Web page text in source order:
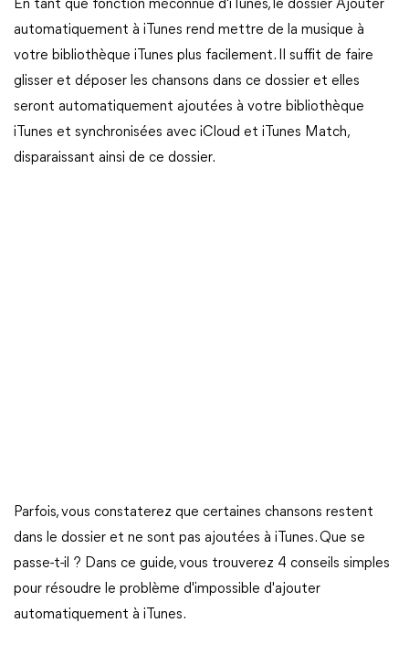
En tant que fonction méconnue d'iTunes, le dossier Ajouter
automatiquement à iTunes rend mettre de la musique à
votre bibliothèque iTunes plus facilement. Il suffit de faire
glisser et déposer les chansons dans ce dossier et elles
seront automatiquement ajoutées à votre bibliothèque
iTunes et synchronisées avec iCloud et iTunes Match,
disparaissant ainsi de ce dossier.
Parfois, vous constaterez que certaines chansons restent
dans le dossier et ne sont pas ajoutées à iTunes. Que se
passe-t-il ? Dans ce guide, vous trouverez 4 conseils simples
pour résoudre le problème d'impossible d'ajouter
automatiquement à iTunes.